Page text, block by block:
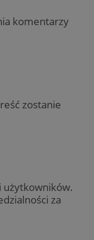
komentarzy
zostanie
za